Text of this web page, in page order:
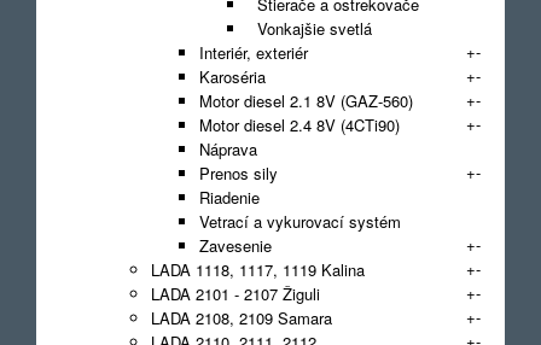
Vonkajšie svetlá
Interiér, exteriér
+-
Karoséria
+-
Motor diesel 2.1 8V (GAZ-560)
+-
Motor diesel 2.4 8V (4CTi90)
+-
Náprava
Prenos sily
+-
Riadenie
Vetrací a vykurovací systém
Zavesenie
+-
LADA 1118, 1117, 1119 Kalina
+-
LADA 2101 - 2107 Žiguli
+-
LADA 2108, 2109 Samara
+-